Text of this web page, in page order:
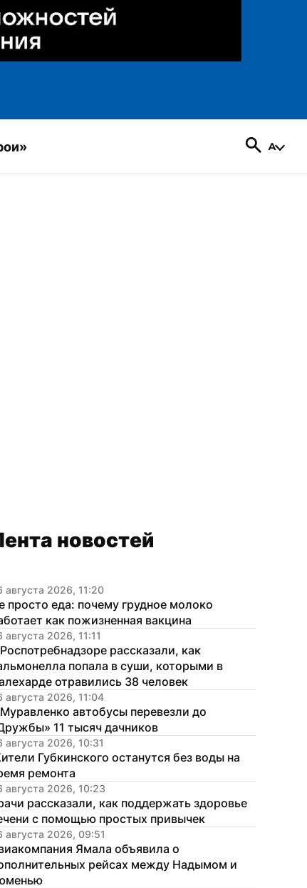
новостей
августа 2026, 11:20
просто еда: почему грудное молоко
как пожизненная вакцина
августа 2026, 11:11
рассказали, как
попала в суши, которыми в
отравились 38 человек
августа 2026, 11:04
автобусы перевезли до
11 тысяч дачников
августа 2026, 10:31
Губкинского останутся без воды на
ремонта
августа 2026, 10:23
рассказали, как поддержать здоровье
с помощью простых привычек
августа 2026, 09:51
Ямала объявила о
рейсах между Надымом и